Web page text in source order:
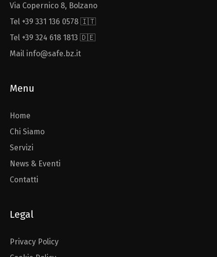
Via Copernico 8, Bolzano
Tel +39 331 136 0578 🇮🇹
Tel +39 324 618 1813 🇩🇪
Mail info@safe.bz.it
Menu
Home
Chi Siamo
Servizi
News & Eventi
Contatti
Legal
Privacy Policy